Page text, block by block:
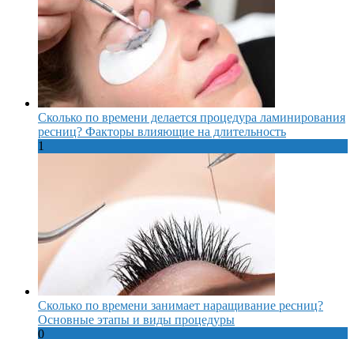
Сколько по времени делается процедура ламинирования
ресниц? Факторы влияющие на длительность
1
Сколько по времени занимает наращивание ресниц?
Основные этапы и виды процедуры
0